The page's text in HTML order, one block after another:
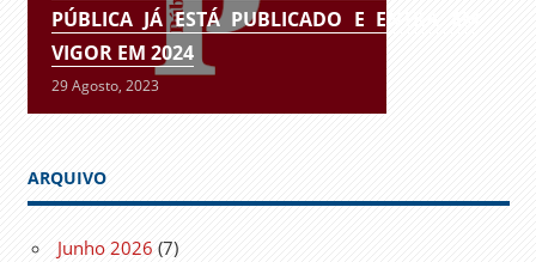
PÚBLICA JÁ ESTÁ PUBLICADO E ENTRA EM
VIGOR EM 2024
29 Agosto, 2023
ARQUIVO
Junho 2026 (7)